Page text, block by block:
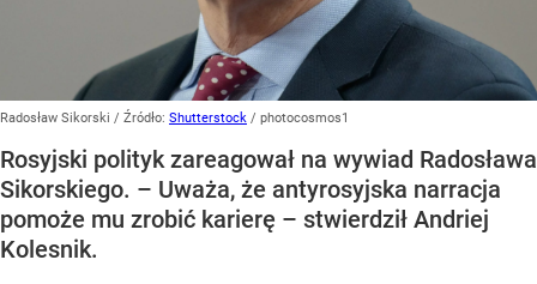
Radosław Sikorski / Źródło: Shutterstock / photocosmos1
Rosyjski polityk zareagował na wywiad Radosława
Sikorskiego. – Uważa, że antyrosyjska narracja
pomoże mu zrobić karierę – stwierdził Andriej
Kolesnik.